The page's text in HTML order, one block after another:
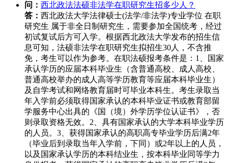
问： 西北政法法硕非法学在职研究生招多少人？
答： 西北政法大学法律硕士(法学/非法学)专业学位 在职
研究生 属于非全日制研究生，需要参加全国统考，经过
初试复试后方可入学。根据西北政法大学发布的招生信
息可知，法硕非法学在职研究生拟招生30人，不含推
免，考生可以作为参考。在职法硕报考条件是：1、国家
承认学历的应届本科毕业生（含普通高校、成人高校、
普通高校举办的成人高等学历教育等应届本科毕业生）
及自学考试和网络教育届时可毕业本科生。考生录取当
年入学前必须取得国家承认的本科毕业证书或教育部留
学服务中心出具的《国（境）外学历学位认证书》，否
则录取资格无效。2、具有国家承认的大学本科毕业学历
的人员。3、获得国家承认的高职高专毕业学历后满2年
（毕业后到录取当年入学前，下同）或2年以上的人员，
以及国家承认学历的本科结业生，按本科毕业同等学力